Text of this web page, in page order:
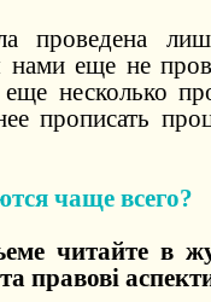
проведена
еще не
еще несколько
прописать
чаще всего?
читайте в
правові